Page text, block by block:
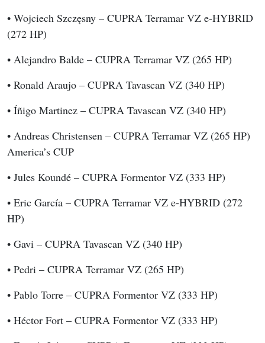
• Wojciech Szczęsny – CUPRA Terramar VZ e-HYBRID
(272 HP)
• Alejandro Balde – CUPRA Terramar VZ (265 HP)
• Ronald Araujo – CUPRA Tavascan VZ (340 HP)
• Íñigo Martinez – CUPRA Tavascan VZ (340 HP)
• Andreas Christensen – CUPRA Terramar VZ (265 HP)
America’s CUP
• Jules Koundé – CUPRA Formentor VZ (333 HP)
• Eric García – CUPRA Terramar VZ e-HYBRID (272
HP)
• Gavi – CUPRA Tavascan VZ (340 HP)
• Pedri – CUPRA Terramar VZ (265 HP)
• Pablo Torre – CUPRA Formentor VZ (333 HP)
• Héctor Fort – CUPRA Formentor VZ (333 HP)